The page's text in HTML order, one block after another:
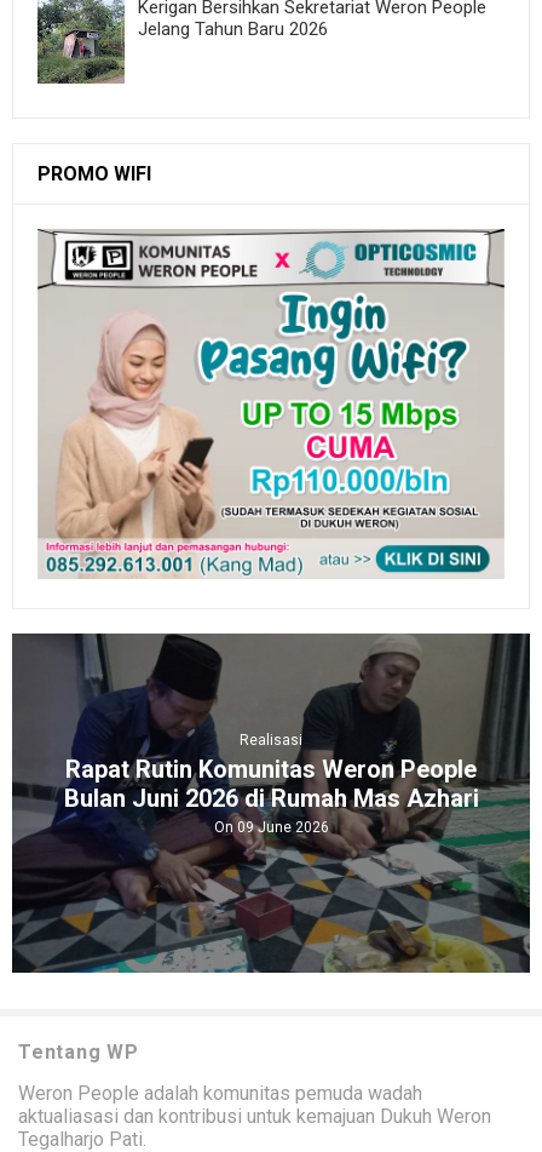
Kerigan Bersihkan Sekretariat Weron People
Jelang Tahun Baru 2026
PROMO WIFI
Realisasi
Rapat Rutin Komunitas Weron People
Bulan Juni 2026 di Rumah Mas Azhari
On 09 June 2026
Tentang WP
Weron People adalah komunitas pemuda wadah
aktualiasasi dan kontribusi untuk kemajuan Dukuh Weron
Tegalharjo Pati.